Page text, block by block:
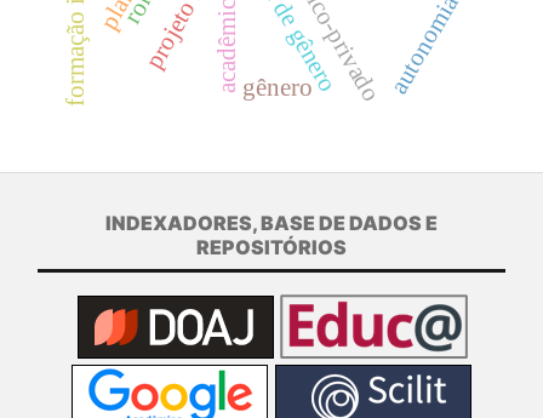
acadêmicas gênero autonomia
INDEXADORES, BASE DE DADOS E
REPOSITÓRIOS